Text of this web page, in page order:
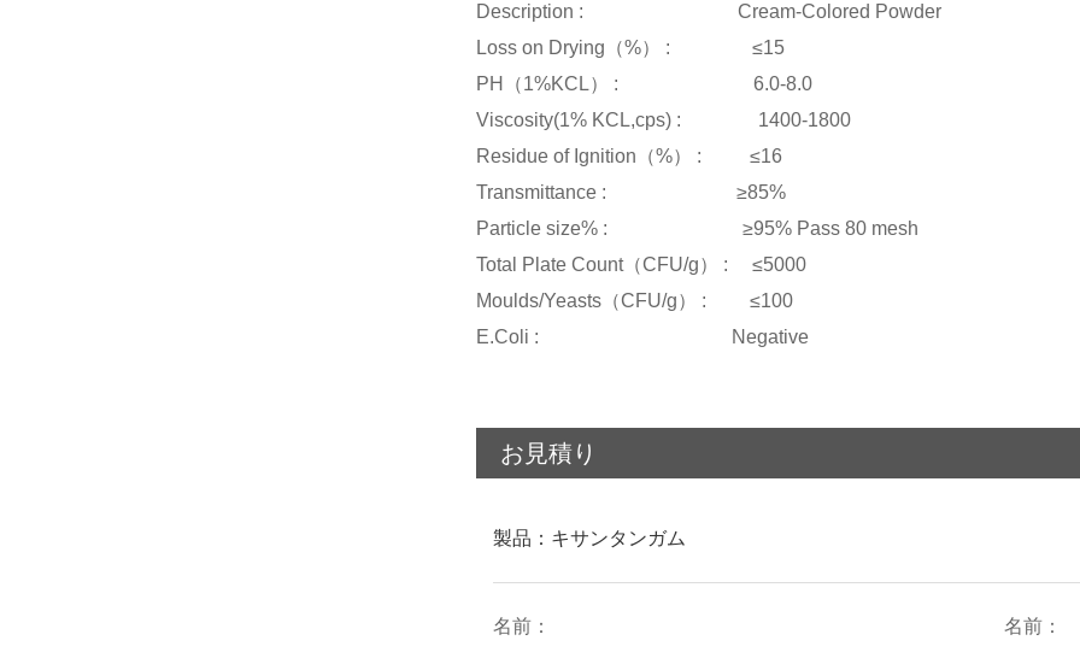
Description : Cream-Colored Powder
Loss on Drying（%） : ≤15
PH（1%KCL） : 6.0-8.0
Viscosity(1% KCL,cps) : 1400-1800
Residue of Ignition（%） : ≤16
Transmittance : ≥85%
Particle size% : ≥95% Pass 80 mesh
Total Plate Count（CFU/g） : ≤5000
Moulds/Yeasts（CFU/g） : ≤100
E.Coli : Negative
お見積り